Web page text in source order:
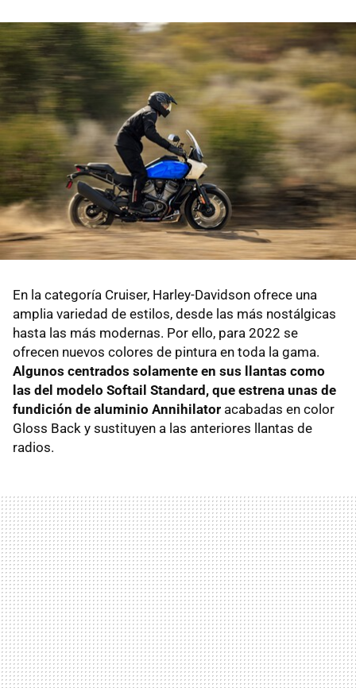
En la categoría Cruiser, Harley-Davidson ofrece una
amplia variedad de estilos, desde las más nostálgicas
hasta las más modernas. Por ello, para 2022 se
ofrecen nuevos colores de pintura en toda la gama.
Algunos centrados solamente en sus llantas como
las del modelo Softail Standard, que estrena unas de
fundición de aluminio Annihilator acabadas en color
Gloss Back y sustituyen a las anteriores llantas de
radios.